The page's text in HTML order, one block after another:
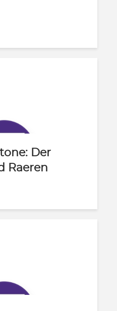
Der
Raeren